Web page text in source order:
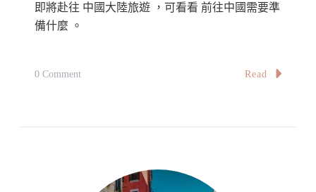
In
遊、
住
即將赴往 中國大陸旅遊 ，可看看 前往中國需要準
備什麼 。
0 CommentOn
Read